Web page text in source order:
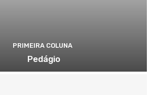
PRIMEIRA COLUNA
Pedágio